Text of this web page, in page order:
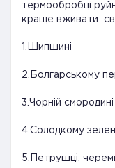
термообробці
краще вживати
1.Шипшині
2.Болгарському
3.Чорній смородині
4.Солодкому
5.Петрушці,